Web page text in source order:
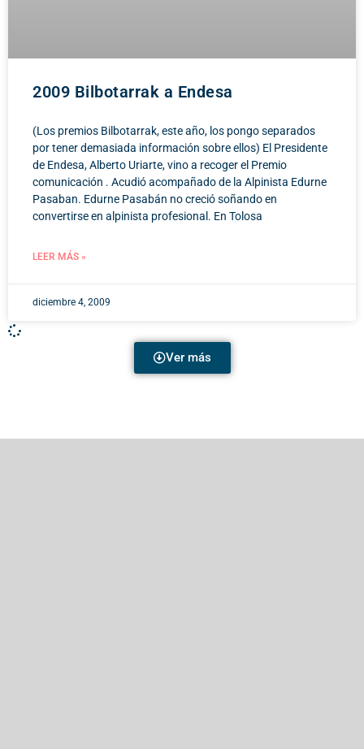
2009 Bilbotarrak a Endesa
(Los premios Bilbotarrak, este año, los pongo separados
por tener demasiada información sobre ellos) El Presidente
de Endesa, Alberto Uriarte, vino a recoger el Premio
comunicación . Acudió acompañado de la Alpinista Edurne
Pasaban. Edurne Pasabán no creció soñando en
convertirse en alpinista profesional. En Tolosa
LEER MÁS »
diciembre 4, 2009
Ver más